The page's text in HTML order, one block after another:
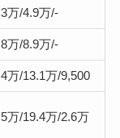
万/4.9万/‐
万/8.9万/‐
万/13.1万/9,500
万/19.4万/2.6万